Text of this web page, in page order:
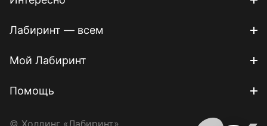
Лабиринт — всем
Мой Лабиринт
Помощь
© Холдинг «Лабиринт»